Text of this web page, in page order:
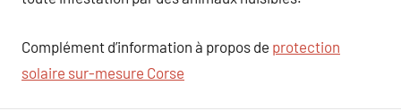
Complément d’information à propos de protection
solaire sur-mesure Corse